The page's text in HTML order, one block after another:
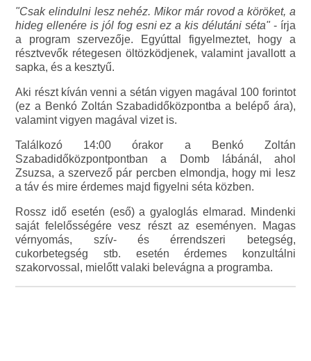
"Csak elindulni lesz nehéz. Mikor már rovod a köröket, a
hideg ellenére is jól fog esni ez a kis délutáni séta"- írja
a program szervezője. Egyúttal figyelmeztet, hogy a
résztvevők rétegesen öltözködjenek, valamint javallott a
sapka, és a kesztyű.
Aki részt kíván venni a sétán vigyen magával 100 forintot
(ez a Benkó Zoltán Szabadidőközpontba a belépő ára),
valamint vigyen magával vizet is.
Találkozó 14:00 órakor a Benkó Zoltán
Szabadidőközpontpontban a Domb lábánál, ahol
Zsuzsa, a szervező pár percben elmondja, hogy mi lesz
a táv és mire érdemes majd figyelni séta közben.
Rossz idő esetén (eső) a gyaloglás elmarad. Mindenki
saját felelősségére vesz részt az eseményen. Magas
vérnyomás, szív- és érrendszeri betegség,
cukorbetegség stb. esetén érdemes konzultálni
szakorvossal, mielőtt valaki belevágna a programba.